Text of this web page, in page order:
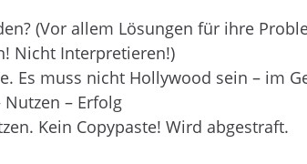
(Vor allem Lösungen für ihre
Nicht Interpretieren!)
Es muss nicht Hollywood sein – im
– Erfolg
Kein Copypaste! Wird abgestraft.